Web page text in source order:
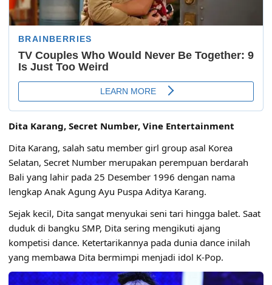
Dita Karang, Secret Number, Vine Entertainment
Dita Karang, salah satu member girl group asal Korea
Selatan, Secret Number merupakan perempuan berdarah
Bali yang lahir pada 25 Desember 1996 dengan nama
lengkap Anak Agung Ayu Puspa Aditya Karang.
Sejak kecil, Dita sangat menyukai seni tari hingga balet. Saat
duduk di bangku SMP, Dita sering mengikuti ajang
kompetisi dance. Ketertarikannya pada dunia dance inilah
yang membawa Dita bermimpi menjadi idol K-Pop.